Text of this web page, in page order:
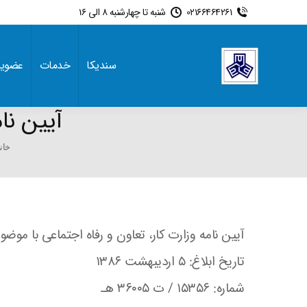
02166464261 شنبه تا چهارشنبه 8 الی 16
سندیکا خدمات
آیین
آیین نامه وزارت کار، تعاون و رفاه اجتماعی با
تاریخ ابلاغ: ۵ اردیبهشت ۱۳۸۶
شماره: ۱۵۳۵۶ / ت ۳۶۰۰۵ هـ